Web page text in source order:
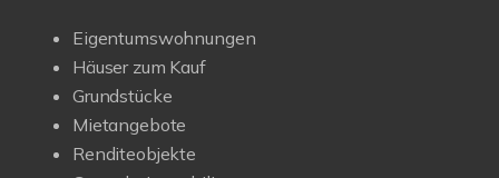
Eigentumswohnungen
Häuser zum Kauf
Grundstücke
Mietangebote
Renditeobjekte